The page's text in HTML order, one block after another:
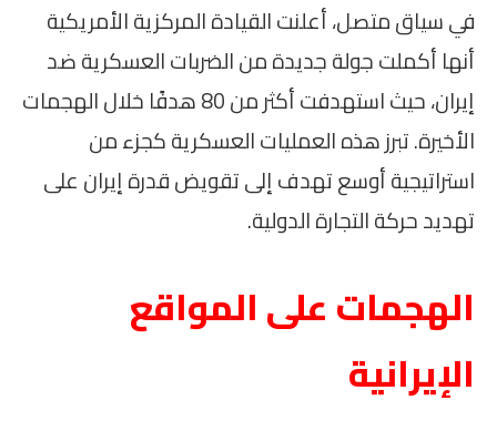
في سياق متصل، أعلنت القيادة المركزية الأمريكية
أنها أكملت جولة جديدة من الضربات العسكرية ضد
إيران، حيث استهدفت أكثر من 80 هدفًا خلال الهجمات
الأخيرة. تبرز هذه العمليات العسكرية كجزء من
استراتيجية أوسع تهدف إلى تقويض قدرة إيران على
تهديد حركة التجارة الدولية.
الهجمات على المواقع
الإيرانية